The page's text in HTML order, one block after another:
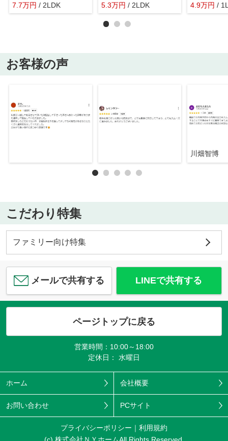
7.7万円 / 2LDK
5.3万円 / 2LDK 4.9万円 /
お客様の声
川畑智博
こだわり特集
ファミリー向け特集
メールで共有する LINEで共有する
ページトップに戻る
営業時間：10:00～18:00
定休日： 水曜日
ホーム 会社概要
お問い合わせ PCサイト
プライバシーポリシー
利用規約